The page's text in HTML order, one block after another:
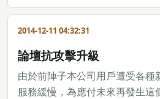
2014-12-11 04:32:31
論壇抗攻擊升級
由於前陣子本公司用戶遭受各種
服務緩慢，為應付未來再發生這